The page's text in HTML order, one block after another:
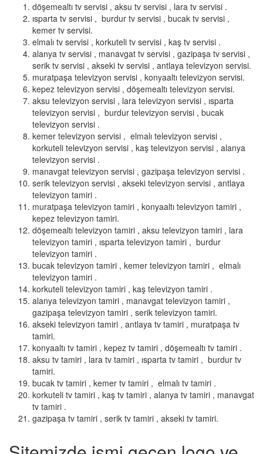
döşemealtı tv servisi , aksu tv servisi , lara tv servisi .
ısparta tv servisi , burdur tv servisi , bucak tv servisi ,
kemer tv servisi.
elmalı tv servisi , korkuteli tv servisi , kaş tv servisi .
alanya tv servisi , manavgat tv servisi , gazipaşa tv servisi ,
serik tv servisi , akseki tv servisi , antlaya televizyon servisi.
muratpaşa televizyon servisi , konyaaltı televizyon servisi.
kepez televizyon servisi , döşemealtı televizyon servisi.
aksu televizyon servisi , lara televizyon servisi , ısparta
televizyon servisi , burdur televizyon servisi , bucak
televizyon servisi .
kemer televizyon servisi , elmalı televizyon servisi ,
korkuteli televizyon servisi , kaş televizyon servisi , alanya
televizyon servisi .
manavgat televizyon servisi , gazipaşa televizyon servisi .
serik televizyon servisi , akseki televizyon servisi , antlaya
televizyon tamiri .
muratpaşa televizyon tamiri , konyaaltı televizyon tamiri ,
kepez televizyon tamiri.
döşemealtı televizyon tamiri , aksu televizyon tamiri , lara
televizyon tamiri , ısparta televizyon tamiri , burdur
televizyon tamiri .
bucak televizyon tamiri , kemer televizyon tamiri , elmalı
televizyon tamiri .
korkuteli televizyon tamiri , kaş televizyon tamiri .
alanya televizyon tamiri , manavgat televizyon tamiri ,
gazipaşa televizyon tamiri , serik televizyon tamiri.
akseki televizyon tamiri , antlaya tv tamiri , muratpaşa tv
tamiri.
konyaaltı tv tamiri , kepez tv tamiri , döşemealtı tv tamiri .
aksu tv tamiri , lara tv tamiri , ısparta tv tamiri , burdur tv
tamiri.
bucak tv tamiri , kemer tv tamiri , elmalı tv tamiri .
korkuteli tv tamiri , kaş tv tamiri , alanya tv tamiri , manavgat
tv tamiri .
gazipaşa tv tamiri , serik tv tamiri , akseki tv tamiri.